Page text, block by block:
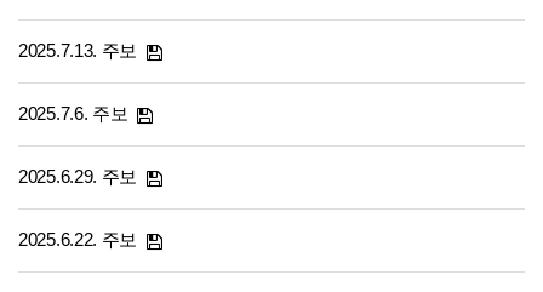
2025.7.13. 주보
2025.7.6. 주보
2025.6.29. 주보
2025.6.22. 주보